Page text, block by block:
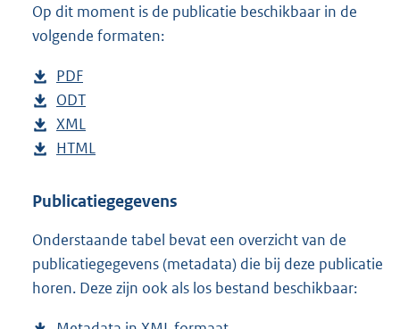
:
Op dit moment is de publicatie beschikbaar in de
volgende formaten:
D
o
w
n
o
d
p
u
PDF
e
s
t
n
s
g
r
D
o
w
l
a
d
p
ODT
s
a
d
s
g
D
o
n
o
a
d
XML
e
t
n
d
s
D
w
l
o
a
HTML
s
a
n
d
Publicatiegegevens
Onderstaande tabel bevat een overzicht van de
publicatiegegevens (metadata) die bij deze publicatie
horen. Deze zijn ook als los bestand beschikbaar: